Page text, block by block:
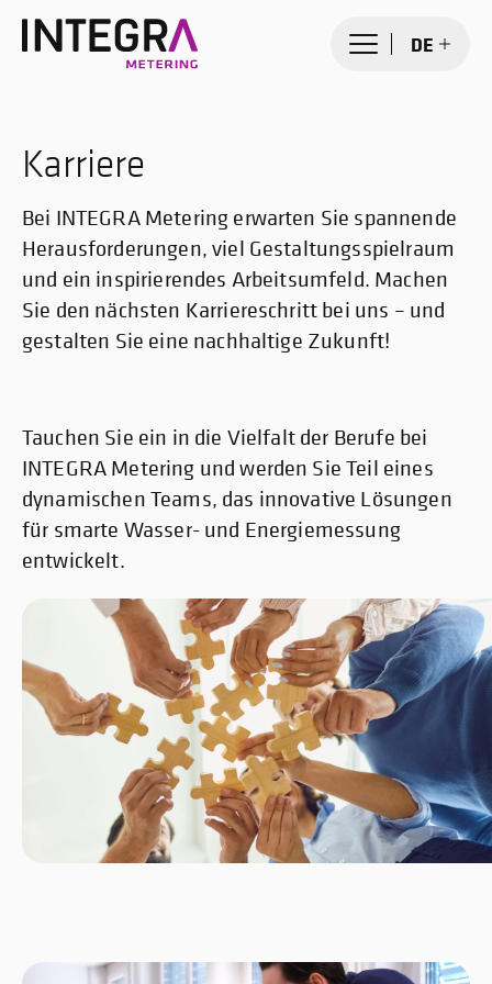
DE
Karriere
Bei INTEGRA Metering erwarten Sie spannende
Herausforderungen, viel Gestaltungsspielraum
und ein inspirierendes Arbeitsumfeld. Machen
Sie den nächsten Karriereschritt bei uns – und
gestalten Sie eine nachhaltige Zukunft!
Tauchen Sie ein in die Vielfalt der Berufe bei
INTEGRA Metering und werden Sie Teil eines
dynamischen Teams, das innovative Lösungen
für smarte Wasser- und Energiemessung
entwickelt.